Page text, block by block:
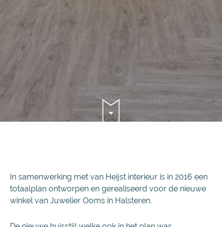
In samenwerking met van Heijst interieur is in 2016 een
totaalplan ontworpen en gerealiseerd voor de nieuwe
winkel van Juwelier Ooms in Halsteren.